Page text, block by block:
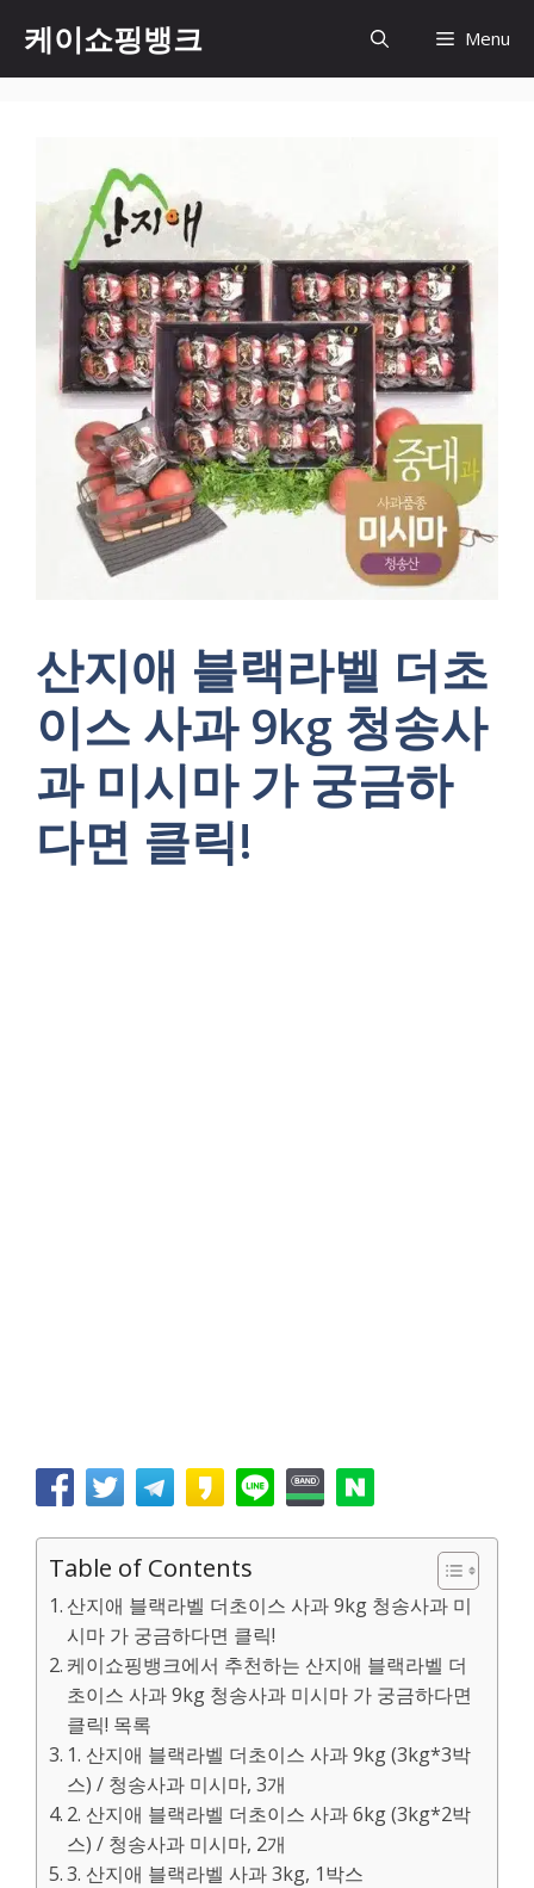
content
케이쇼핑뱅크 Menu
산지애 블랙라벨 더초
이스 사과 9kg 청송사
과 미시마 가 궁금하
다면 클릭!
Table of Contents
산지애 블랙라벨 더초이스 사과 9kg 청송사과 미
시마 가 궁금하다면 클릭!
케이쇼핑뱅크에서 추천하는 산지애 블랙라벨 더
초이스 사과 9kg 청송사과 미시마 가 궁금하다면
클릭! 목록
1. 산지애 블랙라벨 더초이스 사과 9kg (3kg*3박
스) / 청송사과 미시마, 3개
2. 산지애 블랙라벨 더초이스 사과 6kg (3kg*2박
스) / 청송사과 미시마, 2개
3. 산지애 블랙라벨 사과 3kg, 1박스